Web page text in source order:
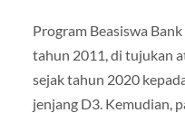
Program Beasiswa
tahun 2011, di tujukan
sejak tahun 2020
jenjang D3. Kemudian,